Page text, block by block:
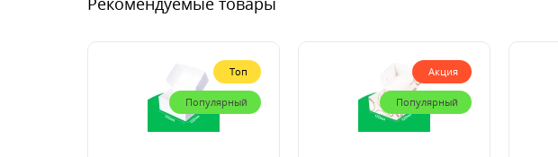
Топ
Популярный
Акция
Популярный